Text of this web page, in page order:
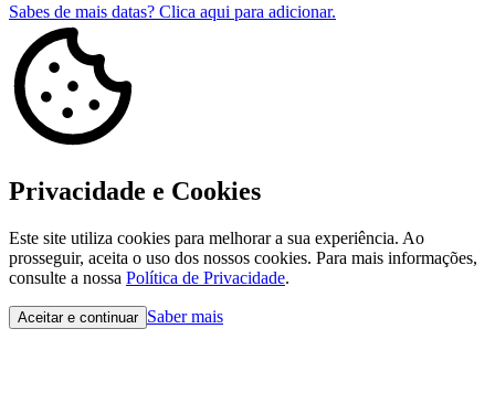
Sabes de mais datas? Clica aqui para adicionar.
Privacidade e Cookies
Este site utiliza cookies para melhorar a sua experiência. Ao
prosseguir, aceita o uso dos nossos cookies. Para mais informações,
consulte a nossa Política de Privacidade.
Aceitar e continuar Saber mais